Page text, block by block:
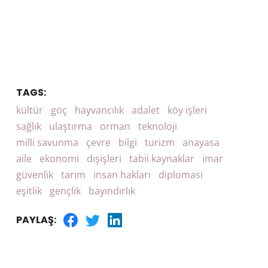
TAGS:
kültür göç hayvancılık adalet
köy işleri
sağlık
ulaştırma orman
teknoloji
milli savunma
çevre bilgi turizm
anayasa
aile
ekonomi dışişleri tabii kaynaklar
imar
güvenlik tarım insan hakları
diplomasi
eşitlik
gençlik bayındırlık
PAYLAŞ: